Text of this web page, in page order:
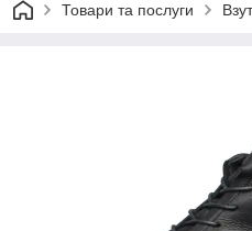
Товари та послуги